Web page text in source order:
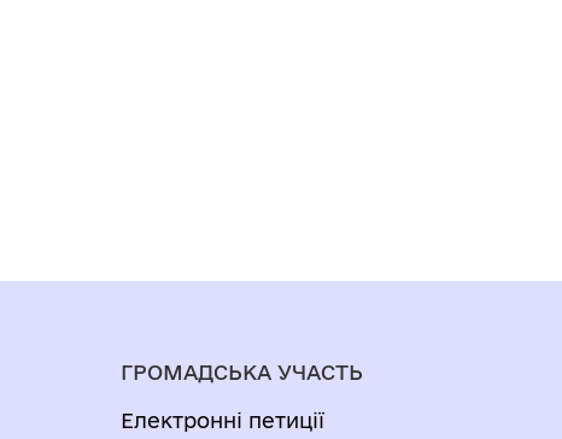
ГРОМАДСЬКА УЧАСТЬ
Електронні петиції